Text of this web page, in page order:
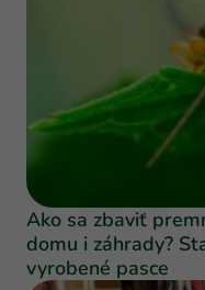
Ako sa zbaviť
domu i záhrady?
vyrobené pasce